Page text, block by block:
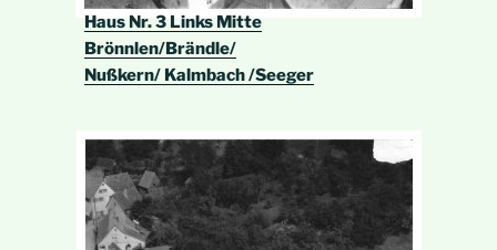
Haus Nr. 3 Links Mitte
Brönnlen/Brändle/
Nußkern/ Kalmbach /Seeger